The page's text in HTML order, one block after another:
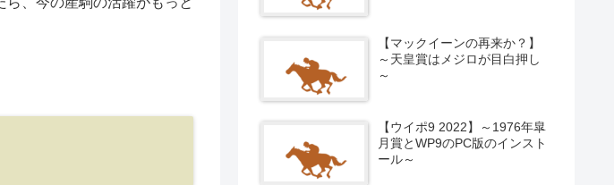
【マックイーンの再来か？】
～天皇賞はメジロが目白押し
～
【ウイポ9 2022】～1976年皐
月賞とWP9のPC版のインスト
ール～